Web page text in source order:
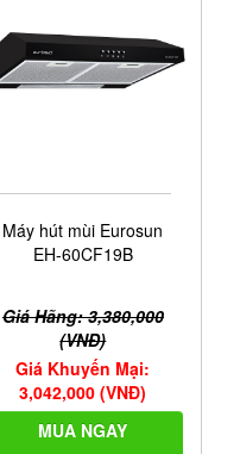
Máy hút mùi Eurosun
EH-60CF19B
Giá Hãng: 3,380,000
(VNĐ)
Giá Khuyến Mại:
3,042,000 (VNĐ)
MUA NGAY